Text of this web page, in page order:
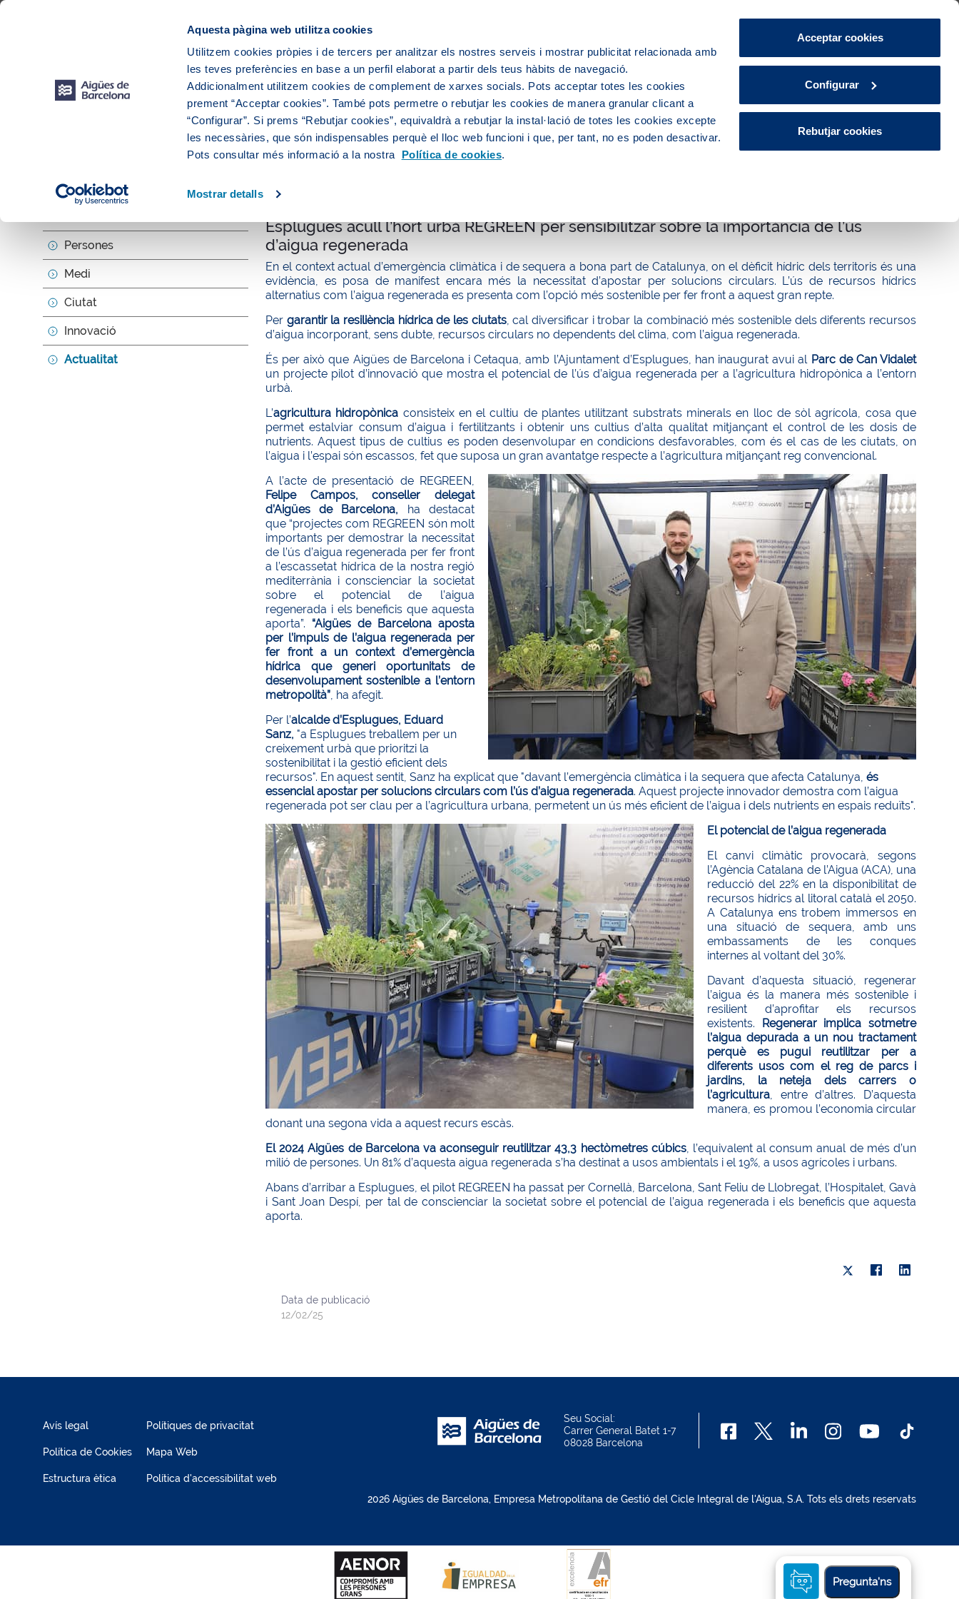
Aquesta pàgina web utilitza cookies
Utilitzem cookies pròpies i de tercers per analitzar els nostres serveis i mostrar publicitat relacionada amb
les teves preferències en base a un perfil elaborat a partir dels teus hàbits de navegació.
Addicionalment utilitzem cookies de complement de xarxes socials. Pots acceptar totes les cookies
prement “Acceptar cookies”. També pots permetre o rebutjar les cookies de manera granular clicant a
“Configurar”. Si prems “Rebutjar cookies”, equivaldrà a rebutjar la instal·lació de totes les cookies excepte
les necessàries, que són indispensables perquè el lloc web funcioni i que, per tant, no es poden desactivar.
Pots consultar més informació a la nostra Política de cookies.
Mostrar detalls
Acceptar cookies
Configurar
Rebutjar cookies
CA ES Àrea de Clients
Sobre nosaltres Persones Medi Ciutat Actualitat
Pregunta'ns
Persones
Medi
Ciutat
Innovació
Actualitat
Actualitat
Esplugues acull l’hort urbà REGREEN per sensibilitzar sobre la importància de l’ús
d’aigua regenerada
En el context actual d’emergència climàtica i de sequera a bona part de Catalunya, on el dèficit hídric dels territoris és una
evidència, es posa de manifest encara més la necessitat d’apostar per solucions circulars. L’ús de recursos hídrics
alternatius com l’aigua regenerada es presenta com l’opció més sostenible per fer front a aquest gran repte.
Per garantir la resiliència hídrica de les ciutats, cal diversificar i trobar la combinació més sostenible dels diferents recursos
d’aigua incorporant, sens dubte, recursos circulars no dependents del clima, com l’aigua regenerada.
És per això que Aigües de Barcelona i Cetaqua, amb l’Ajuntament d’Esplugues, han inaugurat avui al Parc de Can Vidalet
un projecte pilot d’innovació que mostra el potencial de l’ús d’aigua regenerada per a l’agricultura hidropònica a l’entorn
urbà.
L’agricultura hidropònica consisteix en el cultiu de plantes utilitzant substrats minerals en lloc de sòl agrícola, cosa que
permet estalviar consum d’aigua i fertilitzants i obtenir uns cultius d’alta qualitat mitjançant el control de les dosis de
nutrients. Aquest tipus de cultius es poden desenvolupar en condicions desfavorables, com és el cas de les ciutats, on
l’aigua i l’espai són escassos, fet que suposa un gran avantatge respecte a l’agricultura mitjançant reg convencional.
A l’acte de presentació de REGREEN,
Felipe Campos, conseller delegat
d’Aigües de Barcelona, ha destacat
que “projectes com REGREEN són molt
importants per demostrar la necessitat
de l’ús d’aigua regenerada per fer front
a l’escassetat hídrica de la nostra regió
mediterrània i conscienciar la societat
sobre el potencial de l’aigua
regenerada i els beneficis que aquesta
aporta”. “Aigües de Barcelona aposta
per l’impuls de l’aigua regenerada per
fer front a un context d’emergència
hídrica que generi oportunitats de
desenvolupament sostenible a l’entorn
metropolità”, ha afegit.
Per l’alcalde d’Esplugues, Eduard
Sanz, "a Esplugues treballem per un
creixement urbà que prioritzi la
sostenibilitat i la gestió eficient dels
recursos". En aquest sentit, Sanz ha explicat que "davant l’emergència climàtica i la sequera que afecta Catalunya, és
essencial apostar per solucions circulars com l’ús d’aigua regenerada. Aquest projecte innovador demostra com l’aigua
regenerada pot ser clau per a l’agricultura urbana, permetent un ús més eficient de l’aigua i dels nutrients en espais reduïts".
El potencial de l’aigua regenerada
El canvi climàtic provocarà, segons
l’Agència Catalana de l’Aigua (ACA), una
reducció del 22% en la disponibilitat de
recursos hídrics al litoral català el 2050.
A Catalunya ens trobem immersos en
una situació de sequera, amb uns
embassaments de les conques
internes al voltant del 30%.
Davant d’aquesta situació, regenerar
l’aigua és la manera més sostenible i
resilient d’aprofitar els recursos
existents. Regenerar implica sotmetre
l’aigua depurada a un nou tractament
perquè es pugui reutilitzar per a
diferents usos com el reg de parcs i
jardins, la neteja dels carrers o
l’agricultura, entre d’altres. D’aquesta
manera, es promou l’economia circular
donant una segona vida a aquest recurs escàs.
El 2024 Aigües de Barcelona va aconseguir reutilitzar 43,3 hectòmetres cúbics, l’equivalent al consum anual de més d’un
milió de persones. Un 81% d’aquesta aigua regenerada s’ha destinat a usos ambientals i el 19%, a usos agrícoles i urbans.
Abans d’arribar a Esplugues, el pilot REGREEN ha passat per Cornellà, Barcelona, Sant Feliu de Llobregat, l’Hospitalet, Gavà
i Sant Joan Despí, per tal de conscienciar la societat sobre el potencial de l’aigua regenerada i els beneficis que aquesta
aporta.
Data de publicació
12/02/25
Avís legal
Política de Cookies
Estructura ètica
Polítiques de privacitat
Mapa Web
Política d'accessibilitat web
Seu Social:
Carrer General Batet 1-7
08028 Barcelona
2026 Aigües de Barcelona, Empresa Metropolitana de Gestió del Cicle Integral de l'Aigua, S.A. Tots els drets reservats